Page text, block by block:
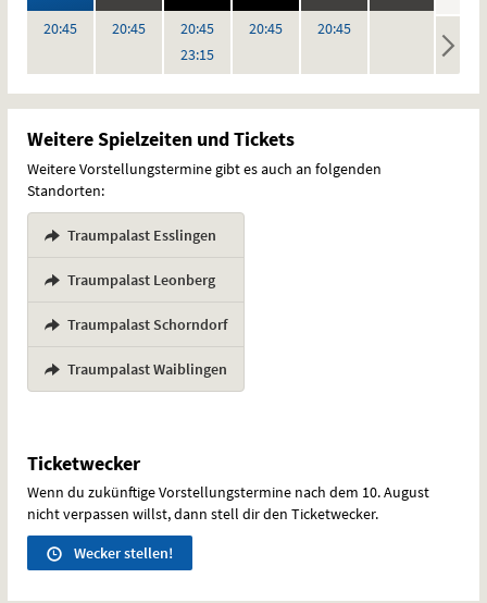
20:45Uhr
20:45Uhr
20:45Uhr
23:15Uhr
20:45Uhr
20:45Uhr
Vorstellungen
Weitere Spielzeiten und Tickets
Weitere Vorstellungstermine gibt es auch an folgenden
Standorten:
Traumpalast Esslingen
Traumpalast Leonberg
Traumpalast Schorndorf
Traumpalast Waiblingen
Ticketwecker
Wenn du zukünftige Vorstellungstermine nach dem 10. August
nicht verpassen willst, dann stell dir den Ticketwecker.
Wecker stellen!